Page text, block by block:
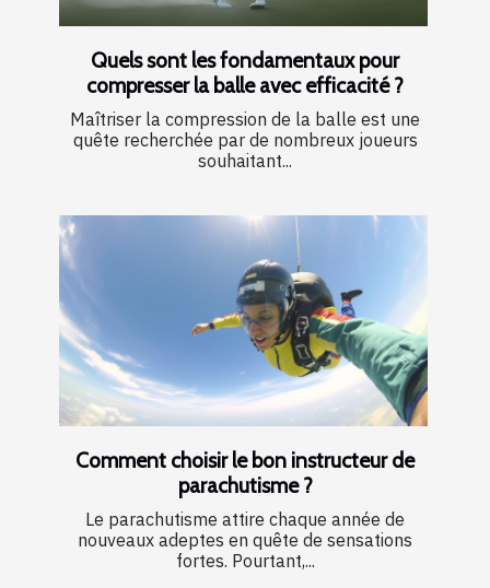
Quels sont les fondamentaux pour
compresser la balle avec efficacité ?
Maîtriser la compression de la balle est une
quête recherchée par de nombreux joueurs
souhaitant...
Comment choisir le bon instructeur de
parachutisme ?
Le parachutisme attire chaque année de
nouveaux adeptes en quête de sensations
fortes. Pourtant,...